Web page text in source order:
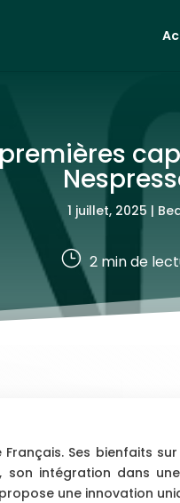
1 juillet, 2025 |
} 2 min de
Ses bienfaits
son intégration dans
propose une innovation